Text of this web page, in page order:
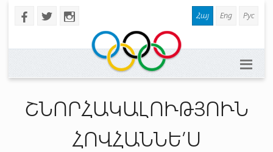
b a x Հայ Eng Рус
ՇՆՈՐՀԱԿԱԼՈՒԹՅՈՒՆ
ՀՈՎՀԱՆՆԵ’Ս